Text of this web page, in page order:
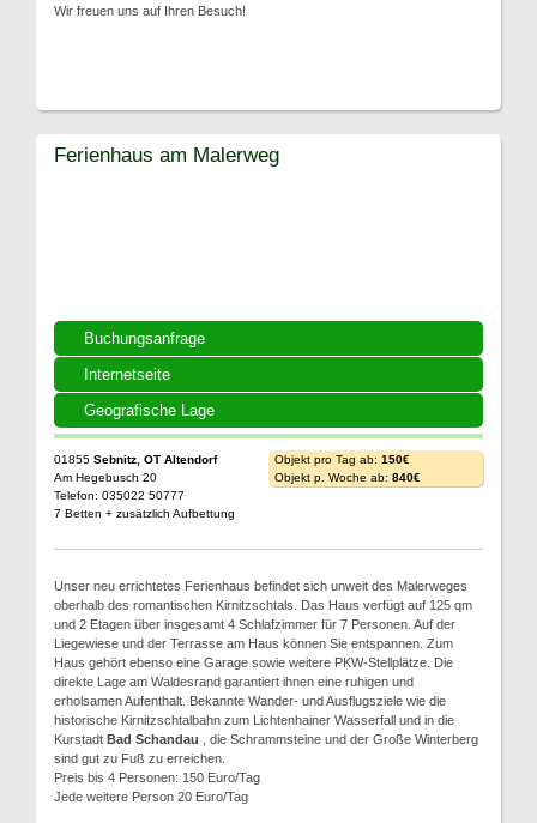
Wir freuen uns auf Ihren Besuch!
Buchungsanfrage
Internetseite
Geografische Lage
Ferienhaus am Malerweg
01855 Sebnitz, OT Altendorf
Am Hegebusch 20
Telefon: 035022 50777
7 Betten + zusätzlich Aufbettung
Objekt pro Tag ab: 150€
Objekt p. Woche ab: 840€
Unser neu errichtetes Ferienhaus befindet sich unweit des Malerweges
oberhalb des romantischen Kirnitzschtals. Das Haus verfügt auf 125 qm
und 2 Etagen über insgesamt 4 Schlafzimmer für 7 Personen. Auf der
Liegewiese und der Terrasse am Haus können Sie entspannen. Zum
Haus gehört ebenso eine Garage sowie weitere PKW-Stellplätze. Die
direkte Lage am Waldesrand garantiert ihnen eine ruhigen und
erholsamen Aufenthalt. Bekannte Wander- und Ausflugsziele wie die
historische Kirnitzschtalbahn zum Lichtenhainer Wasserfall und in die
Kurstadt Bad Schandau , die Schrammsteine und der Große Winterberg
sind gut zu Fuß zu erreichen.
Preis bis 4 Personen: 150 Euro/Tag
Jede weitere Person 20 Euro/Tag